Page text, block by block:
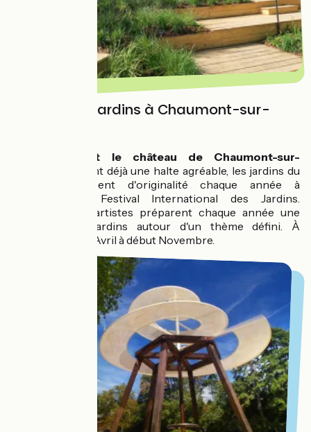
Festival de Jardins à Chaumont-sur-
parc et le château de Chaumont-sur-
constituent déjà une halte agréable, les jardins du
domaine rivalisent d'originalité chaque année à
l'occasion du Festival International des Jardins.
Paysagistes et artistes préparent chaque année une
collection de jardins autour d'un thème défini. À
découvrir de fin Avril à début Novembre.